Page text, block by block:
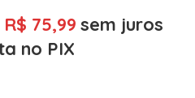
R$ 75,99 sem juros
no PIX